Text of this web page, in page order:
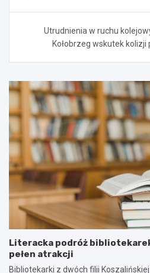
Utrudnienia w ruchu
Kołobrzeg wskutek
Literacka podróż
pełen atrakcji
Bibliotekarki z dwóch filii